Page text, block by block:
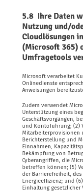
5.8 Ihre Daten
Nutzung und/
Cloudlösungen
(Microsoft 365)
Umfragetools
Microsoft verarbeitet
Onlinedienste
Anweisungen
Zudem verwendet
Unterstützung eines
Geschäftsvorgängen,
und Kontoführung; (2)
Mitarbeiterprovisionen
Berichterstellung und
Einnahmen,
Bekämpfung von
Cyberangriffen, die
betreffen können; (5)
der Barrierefreiheit,
Energieeffizienz; und
Einhaltung